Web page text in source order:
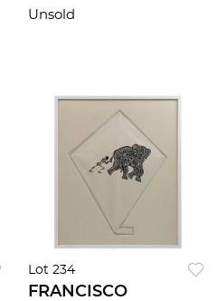
Unsold
Lot 234
FRANCISCO